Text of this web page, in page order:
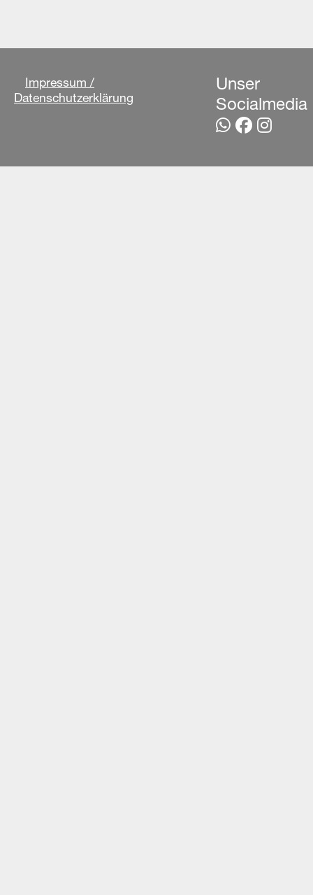
Impressum /
Datenschutzerklärung
Unser
Socialmedia
Link zum
LinkLink